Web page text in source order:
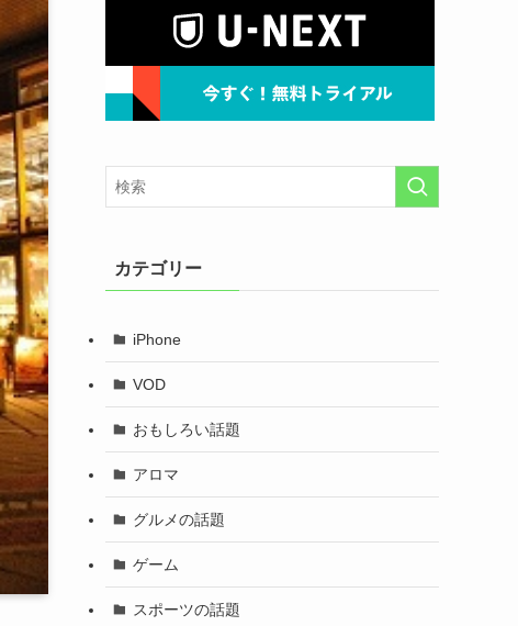
カテゴリー
iPhone
VOD
おもしろい話題
アロマ
グルメの話題
ゲーム
スポーツの話題